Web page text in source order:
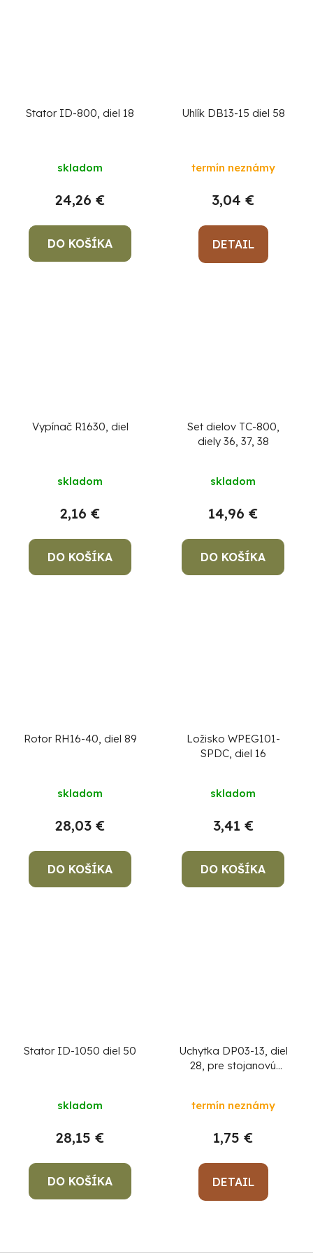
Stator ID-800, diel 18
skladom
24,26 €
DO KOŠÍKA
Uhlík DB13-15 diel 58
termín neznámy
3,04 €
DETAIL
Vypínač R1630, diel
skladom
2,16 €
DO KOŠÍKA
Set dielov TC-800,
diely 36, 37, 38
skladom
14,96 €
DO KOŠÍKA
Rotor RH16-40, diel 89
skladom
28,03 €
DO KOŠÍKA
Ložisko WPEG101-
SPDC, diel 16
skladom
3,41 €
DO KOŠÍKA
Stator ID-1050 diel 50
skladom
28,15 €
DO KOŠÍKA
Uchytka DP03-13, diel
28, pre stojanovú
termín neznámy
1,75 €
DETAIL